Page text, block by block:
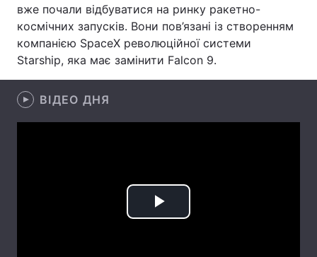
Цікавинки Погода
Екологія Регіони
Лонгріди
Відео з Youtube Статті
Вакансії
вже почали відбуватися на ринку ракетно-
космічних запусків. Вони пов’язані із створенням
компанією SpaceX революційної системи
Starship, яка має замінити Falcon 9.
ВІДЕО ДНЯ
Play